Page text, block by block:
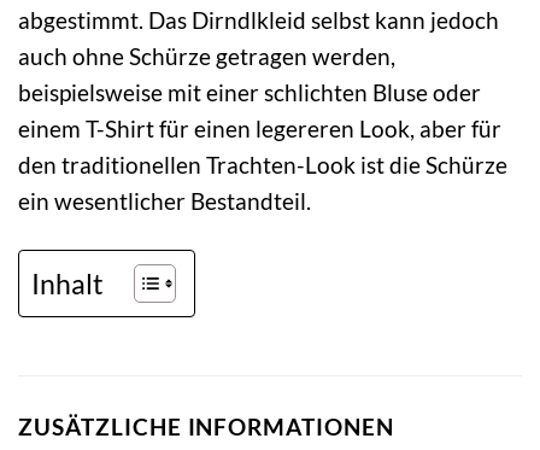
abgestimmt. Das Dirndlkleid selbst kann jedoch
auch ohne Schürze getragen werden,
beispielsweise mit einer schlichten Bluse oder
einem T-Shirt für einen legereren Look, aber für
den traditionellen Trachten-Look ist die Schürze
ein wesentlicher Bestandteil.
Inhalt
ZUSÄTZLICHE INFORMATIONEN